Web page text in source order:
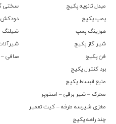
مبدل ثانویه پکیج
پمپ پکیج
هوزینگ پمپ
شیر گاز پکیج
فن پکیج
برد کنترل پکیج
منبع انبساط پکیج
محرک – شیر برقی – استوپر
مغزی شیرسه طرفه – کیت تعمیر
چند راهه پکیج
سختی
دودکش
شیلنگ
صافی –